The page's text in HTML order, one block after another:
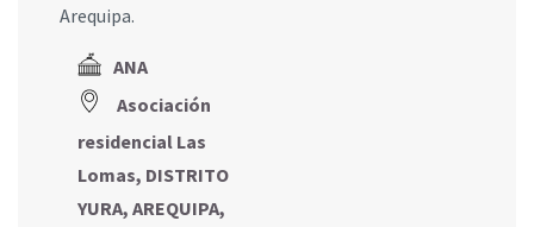
Arequipa.
ANA
Asociación
residencial Las
Lomas, DISTRITO
YURA, AREQUIPA,